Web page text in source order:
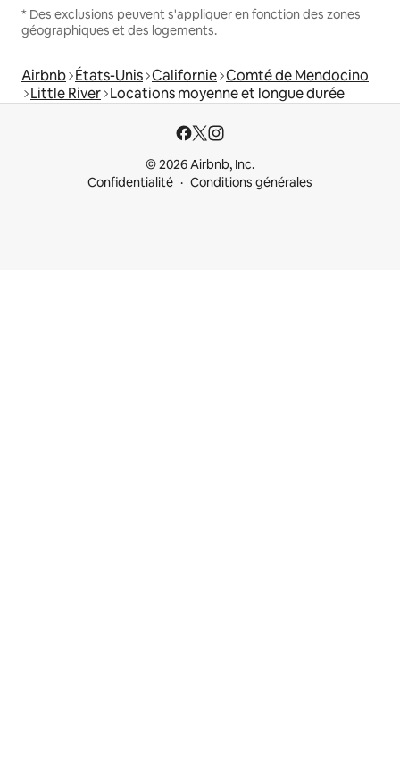
* Des exclusions peuvent s'appliquer en fonction des zones
géographiques et des logements.
Airbnb États-Unis Californie Comté de Mendocino
Little River Locations moyenne et longue durée
© 2026 Airbnb, Inc.
Confidentialité
Conditions générales